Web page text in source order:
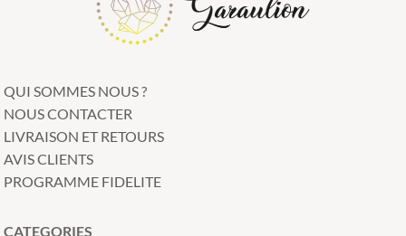
QUI SOMMES NOUS ?
NOUS CONTACTER
LIVRAISON ET RETOURS
AVIS CLIENTS
PROGRAMME FIDELITE
CATEGORIES